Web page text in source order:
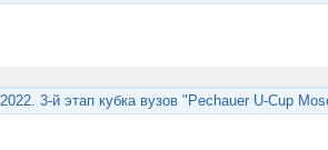
3-й этап кубка вузов "Pechauer U-Cup